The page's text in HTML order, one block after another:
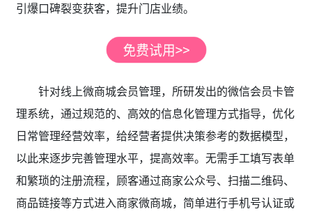
引爆口碑裂变获客，提升门店业绩。
针对线上微商城会员管理，所研发出的微信会员卡管
理系统，通过规范的、高效的信息化管理方式指导，优化
日常管理经营效率，给经营者提供决策参考的数据模型，
以此来逐步完善管理水平，提高效率。无需手工填写表单
和繁琐的注册流程，顾客通过商家公众号、扫描二维码、
商品链接等方式进入商家微商城，简单进行手机号认证或